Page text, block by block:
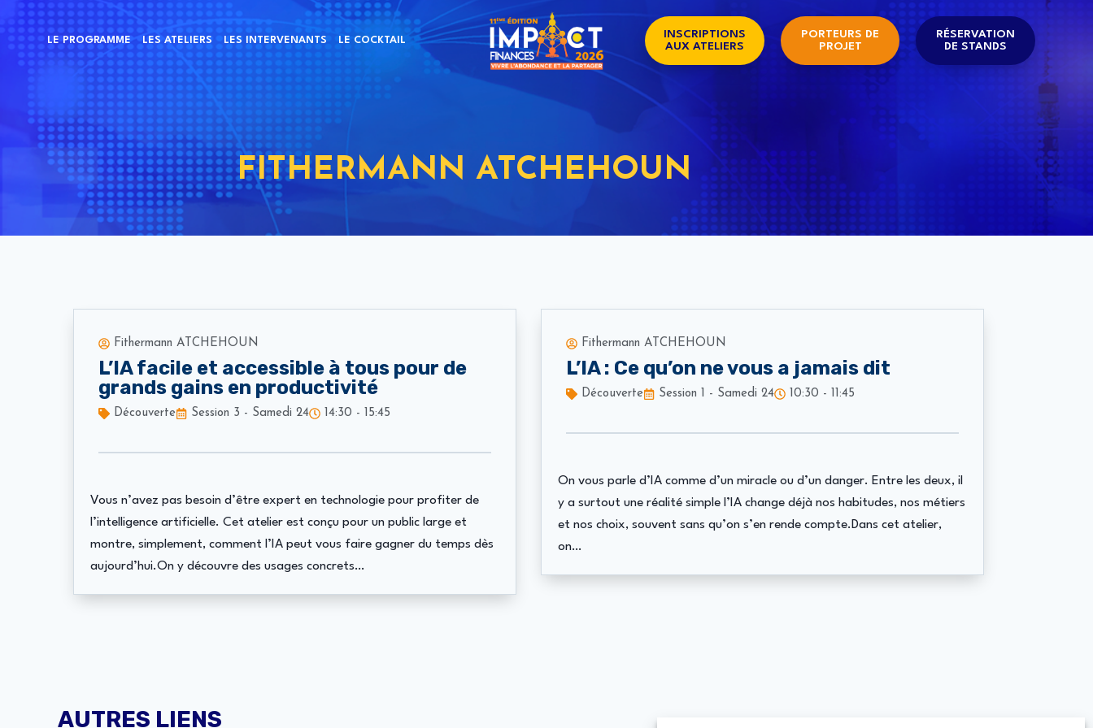
LE PROGRAMME LES ATELIERS LES INTERVENANTS LE COCKTAIL
INSCRIPTIONS
AUX ATELIERS
PORTEURS DE
PROJET
RÉSERVATION
DE STANDS
FITHERMANN ATCHEHOUN
Fithermann ATCHEHOUN
L’IA facile et accessible à tous pour de
grands gains en productivité
Découverte Session 3 - Samedi 24 14:30 - 15:45
Vous n’avez pas besoin d’être expert en technologie pour profiter de
l’intelligence artificielle. Cet atelier est conçu pour un public large et
montre, simplement, comment l’IA peut vous faire gagner du temps dès
aujourd’hui.On y découvre des usages concrets…
Fithermann ATCHEHOUN
L’IA : Ce qu’on ne vous a jamais dit
Découverte Session 1 - Samedi 24 10:30 - 11:45
On vous parle d’IA comme d’un miracle ou d’un danger. Entre les deux, il
y a surtout une réalité simple l’IA change déjà nos habitudes, nos métiers
et nos choix, souvent sans qu’on s’en rende compte.Dans cet atelier,
on…
AUTRES LIENS